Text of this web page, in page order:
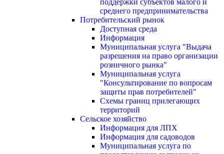
поддержки субъектов малого и
среднего предпринимательства
Потребительский рынок
Доступная среда
Информация
Муниципальная услуга "Выдача
разрешения на право организации
розничного рынка"
Муниципальная услуга
"Консультирование по вопросам
защиты прав потребителей"
Схемы границ прилегающих
территорий
Сельское хозяйство
Информация для ЛПХ
Информация для садоводов
Муниципальная услуга по